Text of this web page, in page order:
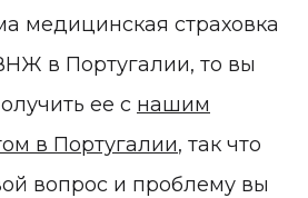
медицинская страховка
в Португалии, то вы
ее с нашим
в Португалии, так что
вопрос и проблему вы